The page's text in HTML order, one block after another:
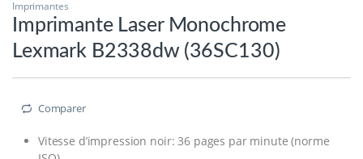
Imprimantes
Imprimante Laser Monochrome
Lexmark B2338dw (36SC130)
Comparer
Vitesse d’impression noir: 36 pages par minute (norme